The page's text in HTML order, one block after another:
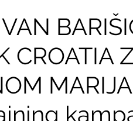
CROATIA